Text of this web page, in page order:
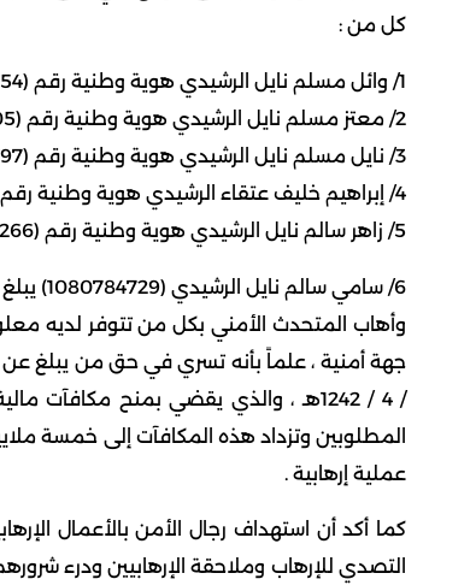
كل من :
1/ وائل مسلم نايل الرشيدي هوية وطنية رقم (1059828754) يبلغ من العمر (28)
2/ معتز مسلم نايل الرشيدي هوية وطنية رقم (1078075205) يبلغ من العمر (24)
3/ نايل مسلم نايل الرشيدي هوية وطنية رقم (1102497797) يبلغ من العمر (18)
4/ إبراهيم خليف عتقاء الرشيدي هوية وطنية رقم (1098618554) يبلغ من العمر (19)
5/ زاهر سالم نايل الرشيدي هوية وطنية رقم (1089680266) ويبلغ من العمر (32)
6/ سامي سالم نايل الرشيدي (1080784729) يبلغ من العمر (24)
/ 4 / 1242هـ ، والذي يقضي بمنح
المطلوبين وتزداد هذه المكافآت إلى خمسة
عملية إرهابية .
كما أكد أن استهداف رجال الأمن بالأعمال
التصدي للإرهاب وملاحقة الإرهابيين ودرء